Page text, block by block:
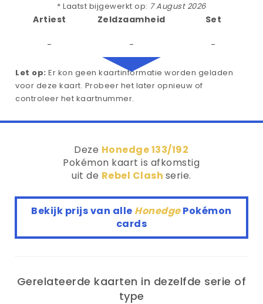
* Laatst bijgewerkt op: 7 August 2026
Artiest
-
Zeldzaamheid
-
Set
-
Let op: Er kon geen kaartinformatie worden geladen
voor deze kaart. Probeer het later opnieuw of
controleer het kaartnummer.
Deze Honedge 133/192
Pokémon kaart is afkomstig
uit de Rebel Clash serie.
Bekijk prijs van alle HonedgePokémon
cards
Gerelateerde kaarten in dezelfde serie of
type